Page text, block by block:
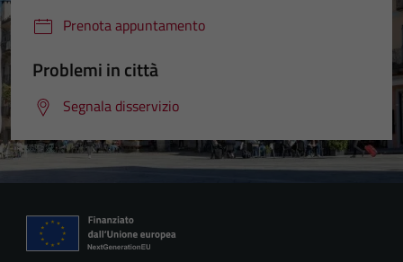
Prenota appuntamento
Problemi in città
Segnala disservizio